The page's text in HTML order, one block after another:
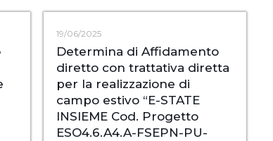
19/06/2025
Determina di Affidamento
diretto con trattativa diretta
per la realizzazione di
campo estivo “E-STATE
INSIEME Cod. Progetto
ESO4.6.A4.A-FSEPN-PU-